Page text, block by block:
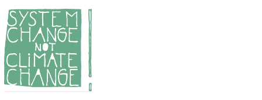
Zum
Inhalt
springen